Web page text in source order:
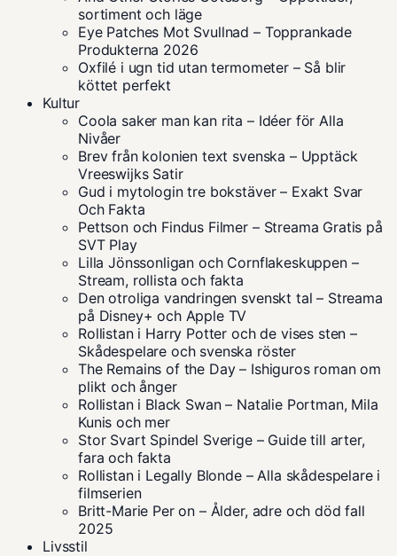
sortiment och läge
Eye Patches Mot Svullnad – Topprankade
Produkterna 2026
Oxfilé i ugn tid utan termometer – Så blir
köttet perfekt
Kultur
Coola saker man kan rita – Idéer för Alla
Nivåer
Brev från kolonien text svenska – Upptäck
Vreeswijks Satir
Gud i mytologin tre bokstäver – Exakt Svar
Och Fakta
Pettson och Findus Filmer – Streama Gratis på
SVT Play
Lilla Jönssonligan och Cornflakeskuppen –
Stream, rollista och fakta
Den otroliga vandringen svenskt tal – Streama
på Disney+ och Apple TV
Rollistan i Harry Potter och de vises sten –
Skådespelare och svenska röster
The Remains of the Day – Ishiguros roman om
plikt och ånger
Rollistan i Black Swan – Natalie Portman, Mila
Kunis och mer
Stor Svart Spindel Sverige – Guide till arter,
fara och fakta
Rollistan i Legally Blonde – Alla skådespelare i
filmserien
Britt-Marie Per on – Ålder, adre och död fall
2025
Livsstil